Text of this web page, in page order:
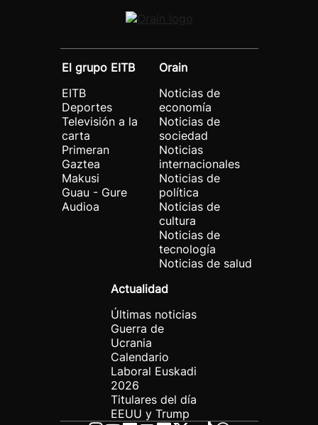
El grupo EITB
EITB
Deportes
Televisión a la
carta
Primeran
Gaztea
Makusi
Guau - Gure
Audioa
Orain
Noticias de
economía
Noticias de
sociedad
Noticias
internacionales
Noticias de
política
Noticias de
cultura
Noticias de
tecnología
Noticias de salud
Actualidad
Últimas noticias
Guerra de
Ucrania
Calendario
Laboral Euskadi
2026
Titulares del día
EEUU y Trump